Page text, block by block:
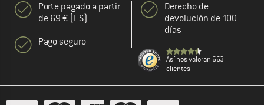
Porte pagado a partir
de 69 € (ES)
Pago seguro
Derecho de
devolución de 100
días
Así nos valoran 663
clientes